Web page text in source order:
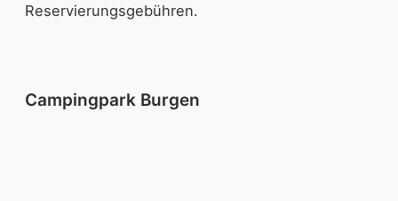
Reservierungsgebühren.
Campingpark Burgen